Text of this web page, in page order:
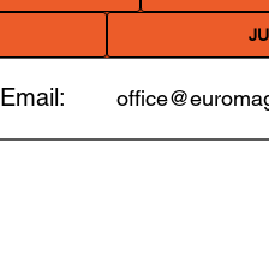
Email: